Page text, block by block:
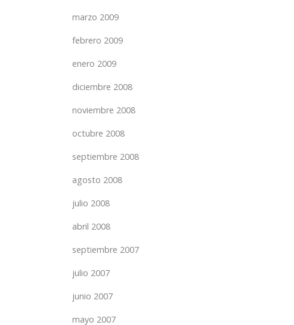
marzo 2009
febrero 2009
enero 2009
diciembre 2008
noviembre 2008
octubre 2008
septiembre 2008
agosto 2008
julio 2008
abril 2008
septiembre 2007
julio 2007
junio 2007
mayo 2007